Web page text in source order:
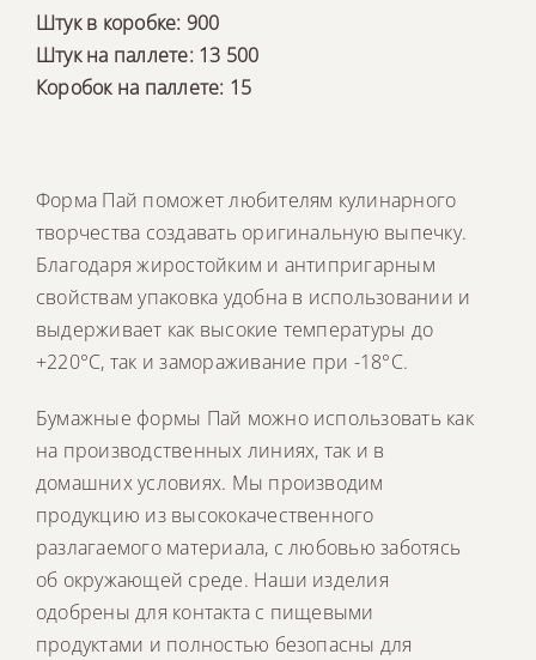
Штук в коробке: 900
Штук на паллете: 13 500
Коробок на паллете: 15
Форма Пай поможет любителям кулинарного
творчества создавать оригинальную выпечку.
Благодаря жиростойким и антипригарным
свойствам упаковка удобна в использовании и
выдерживает как высокие температуры до
+220°С, так и замораживание при -18°С.
Бумажные формы Пай можно использовать как
на производственных линиях, так и в
домашних условиях. Мы производим
продукцию из высококачественного
разлагаемого материала, с любовью заботясь
об окружающей среде. Наши изделия
одобрены для контакта с пищевыми
продуктами и полностью безопасны для